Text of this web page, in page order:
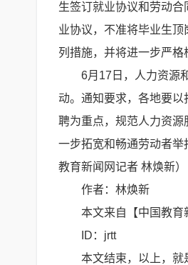
生签订就业协议和劳动
业协议，不准将毕业生
列措施，并将进一步严格
6月17日，人力资源
动。通知要求，各地要
聘为重点，规范人力资源
一步拓宽和畅通劳动者
教育新闻网记者 林焕新）
作者：林焕新
本文来自【中国教育
ID：jrtt
本文结束，以上，就